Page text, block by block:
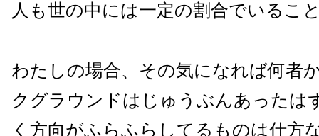
人も世の中には一定の割合でいるこ
わたしの場合、その気になれば何者
クグラウンドはじゅうぶんあったは
く方向がふらふらしてるものは仕方